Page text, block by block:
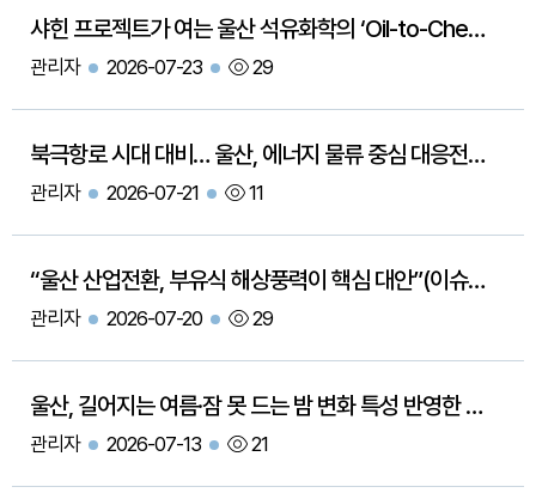
샤힌 프로젝트가 여는 울산 석유화학의 ‘Oil-to-Chemical’ 대전환(경제사회브리프 181호)
관리자 2026-07-23 29
북극항로 시대 대비… 울산, 에너지 물류 중심 대응전략 마련해야(경제사회브리프 180호)
관리자 2026-07-21 11
“울산 산업전환, 부유식 해상풍력이 핵심 대안”(이슈리포트 201호)
관리자 2026-07-20 29
울산, 길어지는 여름·잠 못 드는 밤 변화 특성 반영한 맞춤형 무더위 대책 필요(도시환경브리프 148호)
관리자 2026-07-13 21